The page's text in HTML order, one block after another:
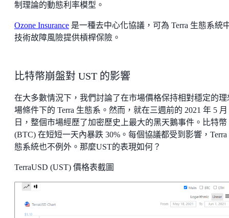
制理論的動態利率模型。
Ozone Insurance 是一種去中心化協議，可為 Terra 生態系統
技術故障風險提供槓桿保險。
比特幣崩盤對 UST 的影響
在大多數情況下，我們討論了在市場價格保持相對穩定的理
場條件下的 Terra 生態系。然而，就在三週前的 2021 年 5 月
日，整個市場經歷了加密歷史上最大的黑天鵝事件。比特幣
(BTC) 在短短一天內暴跌 30%。每個協議都受到影響，Terra
態系統也不例外。那麼UST的表現如何？
TerraUSD (UST) 價格表截圖